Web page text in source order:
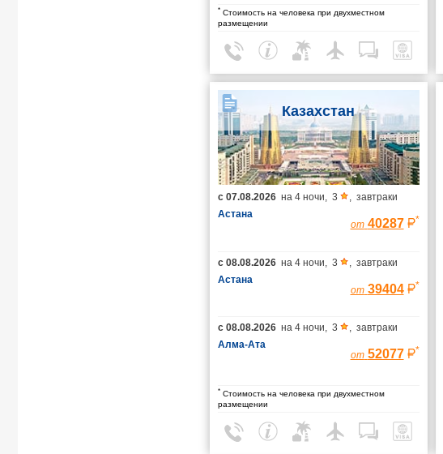
*Стоимость на человека при двухместном
размещении
Казахстан
с 07.08.2026на 4 ночи, 3 , завтраки
Астана
от 40287 *
с 08.08.2026на 4 ночи, 3 , завтраки
Астана
от 39404 *
с 08.08.2026на 4 ночи, 3 , завтраки
Алма-Ата
от 52077 *
*Стоимость на человека при двухместном
размещении